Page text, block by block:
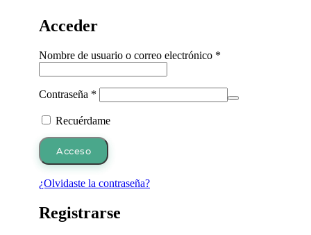
Acceder
Nombre de usuario o correo electrónico *
Contraseña *
Recuérdame
Acceso
¿Olvidaste la contraseña?
Registrarse